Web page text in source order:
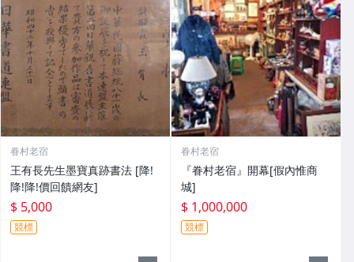
眷村老宿
王有長先生墨寶真跡書法 [降!
降!降!價回饋網友]
$ 5,000
競標
眷村老宿
『眷村老宿』開幕[假內惟商
城]
$ 1,000,000
競標